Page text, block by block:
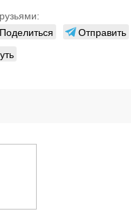
Поделиться
Отправить